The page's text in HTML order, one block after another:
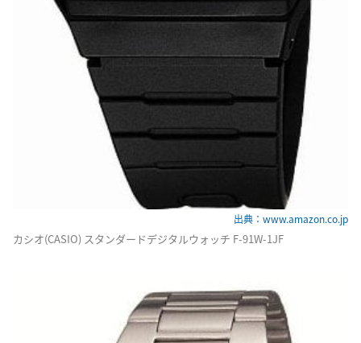
出典：www.amazon.co.jp
カシオ(CASIO) スタンダードデジタルウォッチ F-91W-1JF